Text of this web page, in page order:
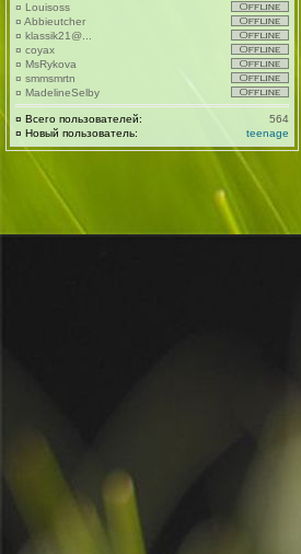
¤ Louisoss
¤ Abbieutcher
¤ klassik21@...
¤ coyax
¤ MsRykova
¤ smmsmrtn
¤ MadelineSelby
¤ Всего пользователей:
564
¤ Новый пользователь: teenage